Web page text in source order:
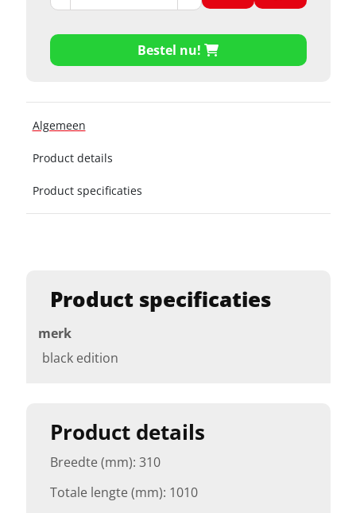
Product details
Breedte (mm): 310
Totale lengte (mm): 1010
Product specificaties
merk
black edition
Bestel nu!
Algemeen
Product details
Product specificaties